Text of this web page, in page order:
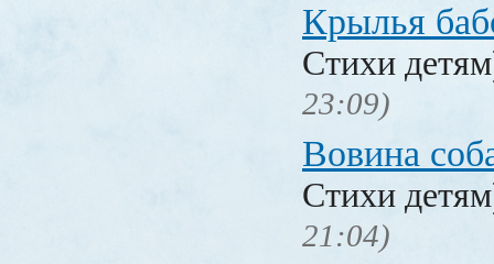
Крылья
Стихи
23:09)
Вовина
Стихи
21:04)